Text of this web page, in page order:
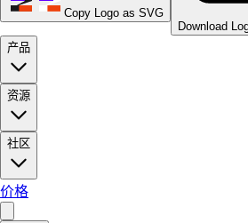
Copy Logo as SVG
Download
产品
资源
社区
价格